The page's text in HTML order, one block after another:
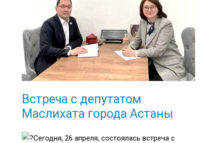
Встреча с депутатом
Маслихата города Астаны
Сегодня, 26 апреля, состоялась встреча с